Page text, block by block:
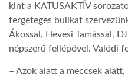
kint a KATUSAKTÍV
fergeteges bulikat
Ákossal, Hevesi Tamással,
népszerű fellépővel. Valódi
– Azok alatt a meccsek